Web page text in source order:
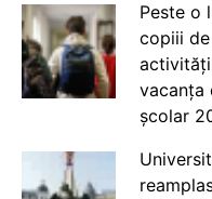
Peste o
copiii
vacanța
școlar